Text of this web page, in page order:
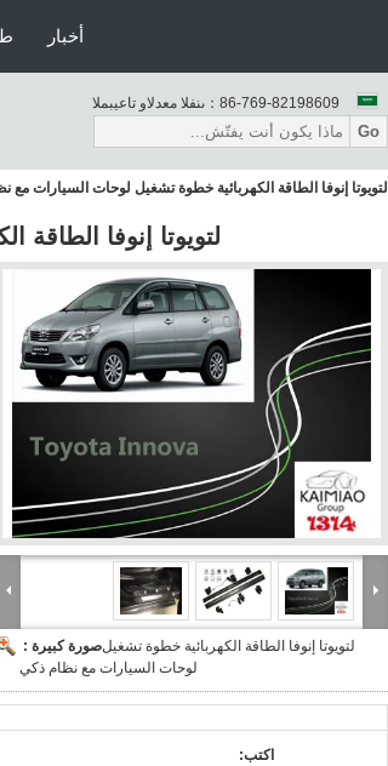
أخبار
المبيعات والدعم الفنى： 86-769-82198609
Go
لتويوتا إنوفا الطاقة الكهربائية خطوة تشغيل لوحات السيارات مع
لتويوتا إنوفا
صورة كبيرة :لتويوتا إنوفا الطاقة الكهربائية خطوة تشغيل
لوحات السيارات مع نظام ذكي
اكتب: